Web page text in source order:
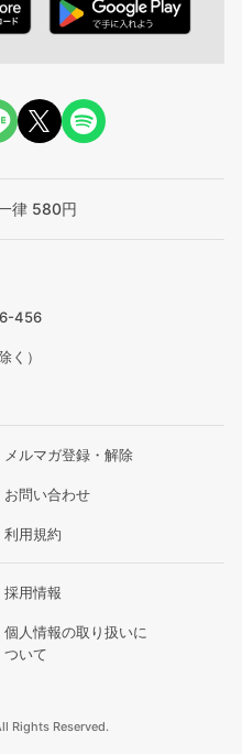
律 580円
456
く）
メルマガ登録・解除
お問い合わせ
利用規約
採用情報
個人情報の取り扱いに
ついて
Rights Reserved.